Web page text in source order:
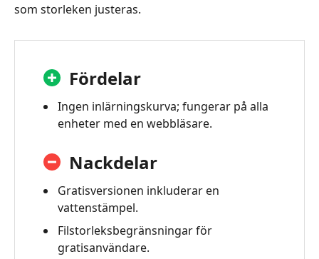
som storleken justeras.
Fördelar
Ingen inlärningskurva; fungerar på alla
enheter med en webbläsare.
Nackdelar
Gratisversionen inkluderar en
vattenstämpel.
Filstorleksbegränsningar för
gratisanvändare.